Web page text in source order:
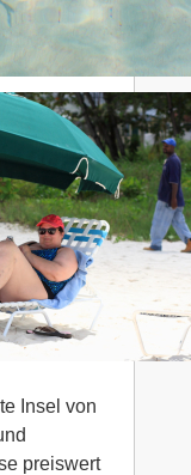
Insel von
preiswert